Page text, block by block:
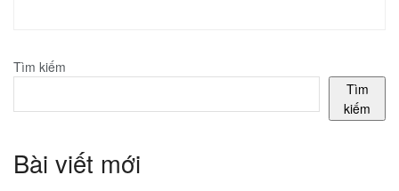
Tìm kiếm
Tìm
kiếm
Bài viết mới